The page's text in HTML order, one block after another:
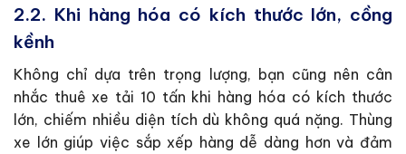
2.2. Khi hàng hóa có kích thước lớn, cồng
kềnh
Không chỉ dựa trên trọng lượng, bạn cũng nên cân
nhắc thuê xe tải 10 tấn khi hàng hóa có kích thước
lớn, chiếm nhiều diện tích dù không quá nặng. Thùng
xe lớn giúp việc sắp xếp hàng dễ dàng hơn và đảm